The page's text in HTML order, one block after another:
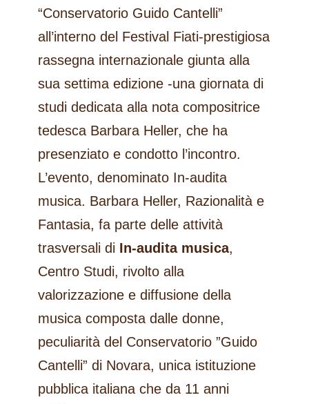
“Conservatorio Guido Cantelli”
all’interno del Festival Fiati-prestigiosa
rassegna internazionale giunta alla
sua settima edizione -una giornata di
studi dedicata alla nota compositrice
tedesca Barbara Heller, che ha
presenziato e condotto l’incontro.
L’evento, denominato In-audita
musica. Barbara Heller, Razionalità e
Fantasia, fa parte delle attività
trasversali di In-audita musica,
Centro Studi, rivolto alla
valorizzazione e diffusione della
musica composta dalle donne,
peculiarità del Conservatorio ”Guido
Cantelli” di Novara, unica istituzione
pubblica italiana che da 11 anni